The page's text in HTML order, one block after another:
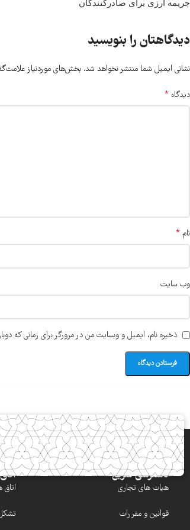
جریمه ارزی برای صادرکنندگان
دیدگاهتان را بنویسید
نشانی ایمیل شما منتشر نخواهد شد. بخش‌های موردنیاز
دیدگاه *
نام *
وب‌ سایت
ذخیره نام، ایمیل و وبسایت من در مرورگر برای زمانی که
دسترسی سریع
هیات های تجاری
قوانین و مقررات